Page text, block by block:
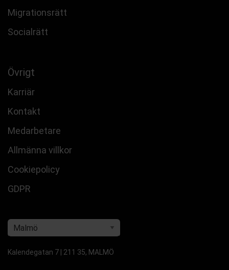
Migrationsrätt
Socialrätt
Övrigt
Karriär
Kontakt
Medarbetare
Allmänna villkor
Cookiepolicy
GDPR
Kalendegatan 7 | 211 35, MALMÖ